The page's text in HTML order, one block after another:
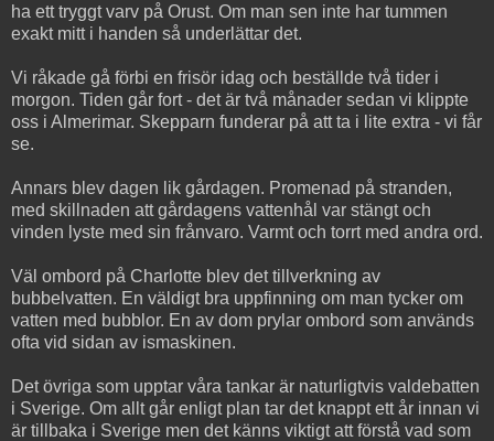
ha ett tryggt varv på Orust. Om man sen inte har tummen
exakt mitt i handen så underlättar det.
Vi råkade gå förbi en frisör idag och beställde två tider i
morgon. Tiden går fort - det är två månader sedan vi klippte
oss i Almerimar. Skepparn funderar på att ta i lite extra - vi får
se.
Annars blev dagen lik gårdagen. Promenad på stranden,
med skillnaden att gårdagens vattenhål var stängt och
vinden lyste med sin frånvaro. Varmt och torrt med andra ord.
Väl ombord på Charlotte blev det tillverkning av
bubbelvatten. En väldigt bra uppfinning om man tycker om
vatten med bubblor. En av dom prylar ombord som används
ofta vid sidan av ismaskinen.
Det övriga som upptar våra tankar är naturligtvis valdebatten
i Sverige. Om allt går enligt plan tar det knappt ett år innan vi
är tillbaka i Sverige men det känns viktigt att förstå vad som